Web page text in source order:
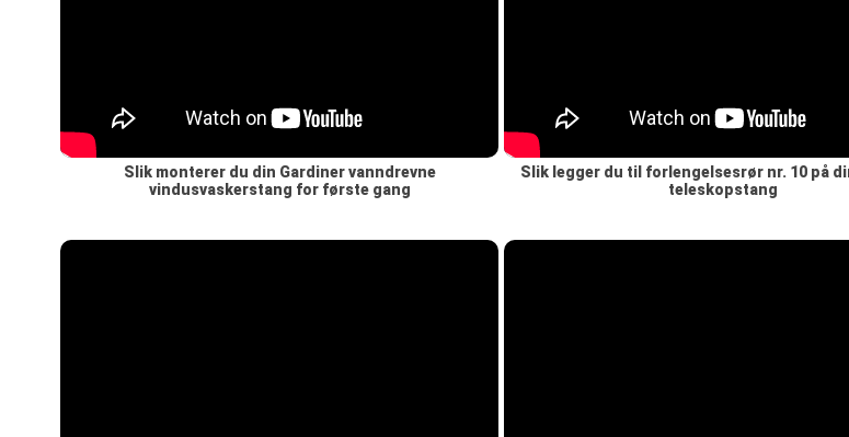
Slik monterer du din Gardiner vanndrevne
vindusvaskerstang for første gang
Slik legger du til forlengelsesrør nr. 10 på
teleskopstang